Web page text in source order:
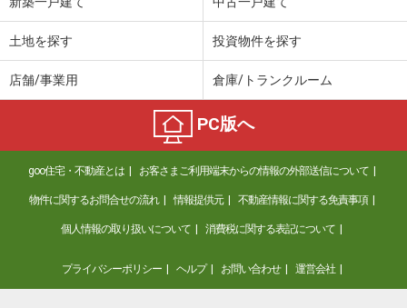
土地を探す 投資物件を探す
店舗/事業用 倉庫/トランクルーム
PC版へ
goo住宅・不動産とは お客さまご利用端末からの情報の外部送信について
物件に関するお問合せの流れ 情報提供元 不動産情報に関する免責事項
個人情報の取り扱いについて 消費税に関する表記について
プライバシーポリシー ヘルプ お問い合わせ 運営会社